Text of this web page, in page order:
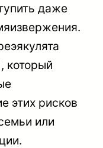
даже
который
этих рисков
или